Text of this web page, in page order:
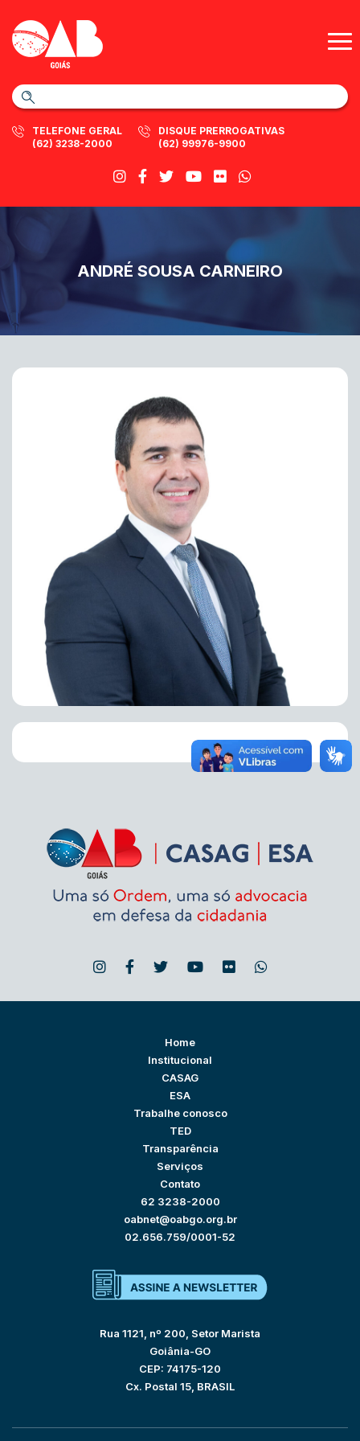
TELEFONE GERAL
(62) 3238-2000
DISQUE PRERROGATIVAS
(62) 99976-9900
ANDRÉ SOUSA CARNEIRO
Home
Institucional
CASAG
ESA
Trabalhe conosco
TED
Transparência
Serviços
Contato
62 3238-2000
oabnet@oabgo.org.br
02.656.759/0001-52
Rua 1121, nº 200, Setor Marista
Goiânia-GO
CEP: 74175-120
Cx. Postal 15, BRASIL